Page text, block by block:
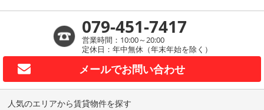
079-451-7417
営業時間：10:00～20:00
定休日：年中無休（年末年始を除く）
メールでお問い合わせ
人気のエリアから賃貸物件を探す